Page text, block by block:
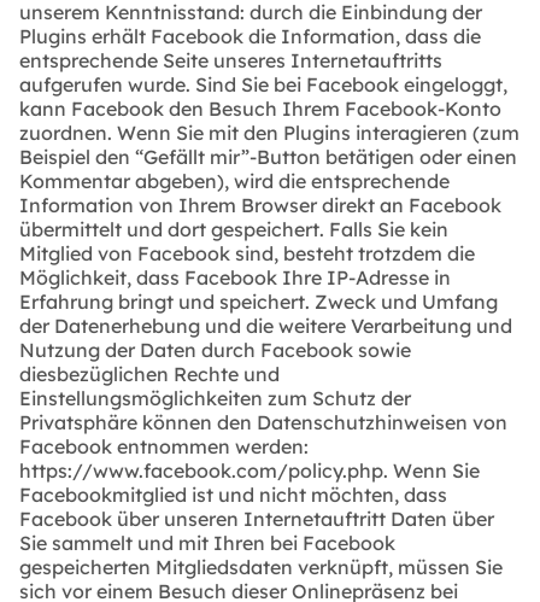
unserem Kenntnisstand: durch die Einbindung der
Plugins erhält Facebook die Information, dass die
entsprechende Seite unseres Internetauftritts
aufgerufen wurde. Sind Sie bei Facebook eingeloggt,
kann Facebook den Besuch Ihrem Facebook-Konto
zuordnen. Wenn Sie mit den Plugins interagieren (zum
Beispiel den “Gefällt mir”-Button betätigen oder einen
Kommentar abgeben), wird die entsprechende
Information von Ihrem Browser direkt an Facebook
übermittelt und dort gespeichert. Falls Sie kein
Mitglied von Facebook sind, besteht trotzdem die
Möglichkeit, dass Facebook Ihre IP-Adresse in
Erfahrung bringt und speichert. Zweck und Umfang
der Datenerhebung und die weitere Verarbeitung und
Nutzung der Daten durch Facebook sowie
diesbezüglichen Rechte und
Einstellungsmöglichkeiten zum Schutz der
Privatsphäre können den Datenschutzhinweisen von
Facebook entnommen werden:
https://www.facebook.com/policy.php. Wenn Sie
Facebookmitglied ist und nicht möchten, dass
Facebook über unseren Internetauftritt Daten über
Sie sammelt und mit Ihren bei Facebook
gespeicherten Mitgliedsdaten verknüpft, müssen Sie
sich vor einem Besuch dieser Onlinepräsenz bei